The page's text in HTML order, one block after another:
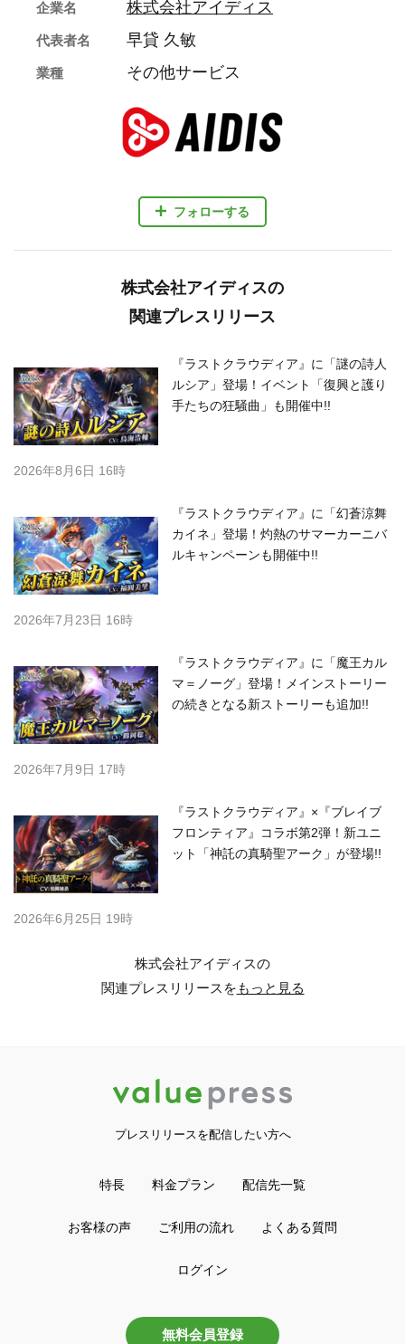
フォローする
企業名 株式会社アイディス
代表者名 早貸 久敏
業種 その他サービス
株式会社アイディスの
関連プレスリリース
『ラストクラウディア』に「謎の詩人
ルシア」登場！イベント「復興と護り
手たちの狂騒曲」も開催中!!
2026年8月6日 16時
『ラストクラウディア』に「幻蒼涼舞
カイネ」登場！灼熱のサマーカーニバ
ルキャンペーンも開催中!!
2026年7月23日 16時
『ラストクラウディア』に「魔王カル
マ＝ノーグ」登場！メインストーリー
の続きとなる新ストーリーも追加!!
2026年7月9日 17時
『ラストクラウディア』×『ブレイブ
フロンティア』コラボ第2弾！新ユニ
ット「神託の真騎聖アーク」が登場!!
2026年6月25日 19時
株式会社アイディスの
関連プレスリリースをもっと見る
プレスリリースを配信したい方へ
特長 料金プラン 配信先一覧
お客様の声 ご利用の流れ よくある質問
ログイン
無料会員登録